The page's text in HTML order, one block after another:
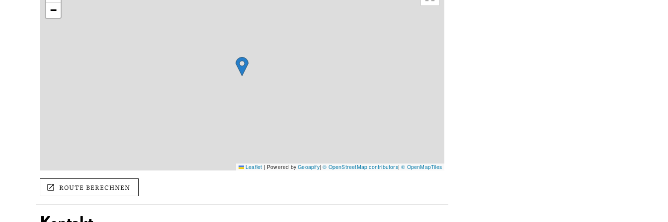
−
Leaflet | Powered byGeoapify|© OpenStreetMap contributors|© OpenMapTiles
ROUTE BERECHNEN